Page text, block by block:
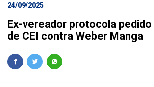
24/09/2025
Ex-vereador protocola
de CEI contra Weber Manga